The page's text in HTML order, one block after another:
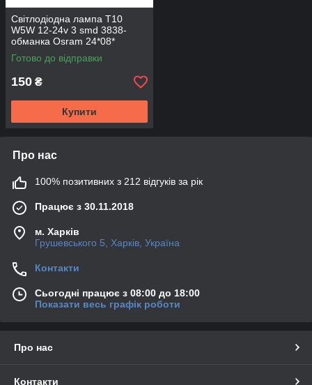
Світлодіодна лампа T10
W5W 12-24v 3 smd 3838-
обманка Osram 24*08*
Готово до відправки
150 ₴
Купити
Про нас
100% позитивних з 212 відгуків за рік
Працює з 30.11.2018
м. Харків
Грушевського 5, Харків, Україна
Контакти
Сьогодні працює з 08:00 до 18:00
Показати весь графік роботи
Про нас
Контакти